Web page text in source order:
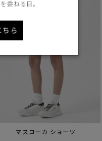
マスコーカ ショーツ
委ねる日。
ちら